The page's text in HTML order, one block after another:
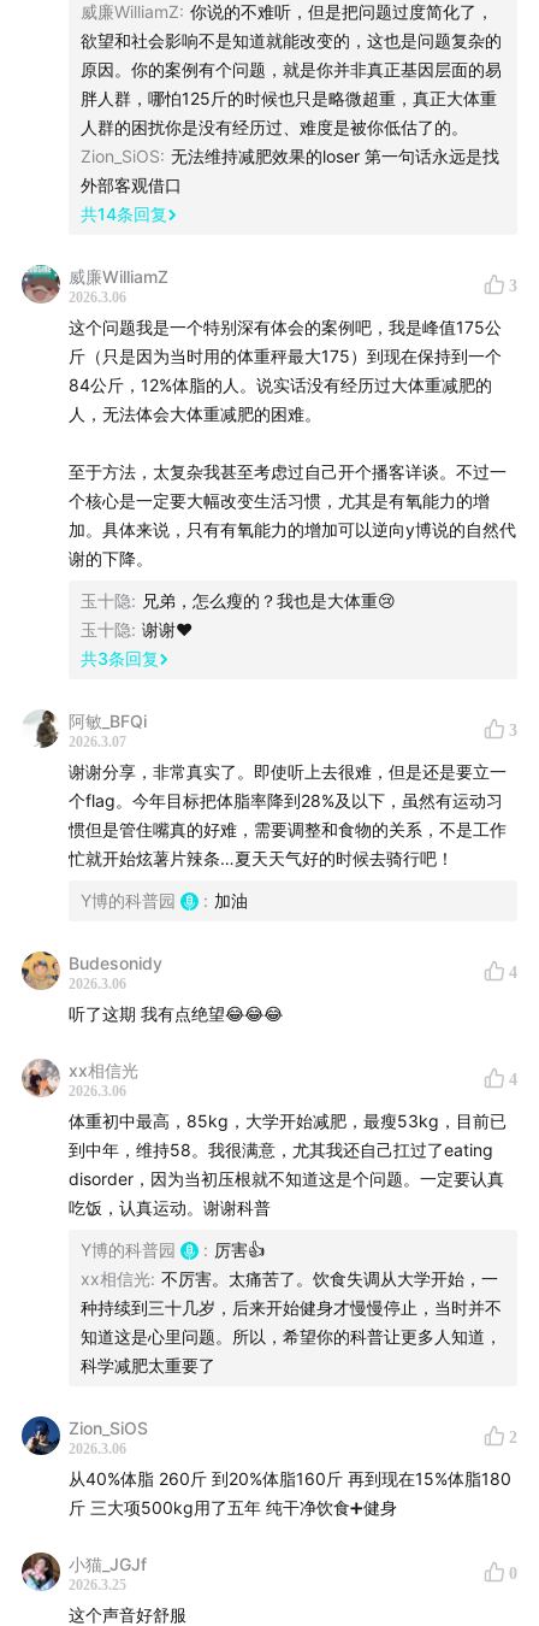
一般不直接构成对健康的冲击，而是增加其它疾病的风
以BMI划分肥胖时，欧美标准是30，中国标准是28以上属
于肥胖症，差别源于东亚人群在BMI相对其它族群低一些
时也会出现健康风险上升。
来实质意义的改善，这促使包括FDA审核减肥药物的标准
在内，医学界普遍将5%作为体重干预的指标。
减肥难，保存“战果”更难
肥胖背后复杂的成因，尤其是个人很难改变的社会环境因
类是生活方式改变，包括饮食控制、运动等，第二类是药
物介入，如当下大热的司美格鲁肽、替尔泊肽这些GLP-1
药物，第三类则是以胃旁路手术为代表的减肥手术。
生活方式改变，包括健身锻炼，一般只能带来3-5%的减重
效果。因此，对绝大多数人来说，减肥只会是较为有限的
据大量长期的减肥研究跟踪，生活方式介入的减肥，两年
内平均体重反弹到原点的比例超过50%，5年反弹体重超
过80%
减肥神药：停药就反弹
司美格鲁肽在临床试验中取得了减重14.9%的惊人效果，
理论上这些药物可以做到持久的减重效果。不过这种持久
的减肥效果有一个大前提：持续用药。只要停药，体重反
弹就会到来。这也已通过严格的三期临床试验证实。一项
司美格鲁肽的临床试验，肥胖症患者在使用20周后，一半
继续用药，另一半停药，一年后，停药组平均体重反弹达
三分之二。
BMJ今年1月发表的一篇综合37项GLP-1类减肥药物减重持
久性研究的荟萃分析，推算出停药后平均1.7年——不到两
年，体重就将反弹回用药前的水平。而减重带来的心血管
指标收益，比如血脂LDL下降这些，1.4年就消失。
为什么反弹如此普遍？
司美格鲁肽等减肥药物的停药反弹原理清晰明了。GLP-1
类药物通过降低人体的能量摄入达到减肥效果：模拟人体
内天然存在的激素GLP-1，后者既可以作用于中枢神经系
的GLP-1在摄食后由肠道细胞分泌，是生物体对食物摄入
威廉WilliamZ: 你说的不难听，但是把问题过度简化了，
欲望和社会影响不是知道就能改变的，这也是问题复杂的
原因。你的案例有个问题，就是你并非真正基因层面的易
胖人群，哪怕125斤的时候也只是略微超重，真正大体重
人群的困扰你是没有经历过、难度是被你低估了的。
Zion_SiOS: 无法维持减肥效果的loser 第一句话永远是找
外部客观借口
共14条回复
威廉WilliamZ
2026.3.06
3
这个问题我是一个特别深有体会的案例吧，我是峰值175公
斤（只是因为当时用的体重秤最大175）到现在保持到一个
84公斤，12%体脂的人。说实话没有经历过大体重减肥的
人，无法体会大体重减肥的困难。
至于方法，太复杂我甚至考虑过自己开个播客详谈。不过一
个核心是一定要大幅改变生活习惯，尤其是有氧能力的增
加。具体来说，只有有氧能力的增加可以逆向y博说的自然代
谢的下降。
玉十隐: 兄弟，怎么瘦的？我也是大体重😢
玉十隐: 谢谢❤️
共3条回复
阿敏_BFQi
2026.3.07
3
谢谢分享，非常真实了。即使听上去很难，但是还是要立一
个flag。今年目标把体脂率降到28%及以下，虽然有运动习
惯但是管住嘴真的好难，需要调整和食物的关系，不是工作
忙就开始炫薯片辣条…夏天天气好的时候去骑行吧！
Y博的科普园 : 加油
Budesonidy
2026.3.06
4
听了这期 我有点绝望😂😂😂
xx相信光
2026.3.06
4
体重初中最高，85kg，大学开始减肥，最瘦53kg，目前已
到中年，维持58。我很满意，尤其我还自己扛过了eating
disorder，因为当初压根就不知道这是个问题。一定要认真
吃饭，认真运动。谢谢科普
Y博的科普园 : 厉害👍
xx相信光: 不厉害。太痛苦了。饮食失调从大学开始，一
种持续到三十几岁，后来开始健身才慢慢停止，当时并不
知道这是心里问题。所以，希望你的科普让更多人知道，
科学减肥太重要了
Zion_SiOS
2026.3.06
2
从40%体脂 260斤 到20%体脂160斤 再到现在15%体脂180
斤 三大项500kg用了五年 纯干净饮食➕健身
小猫_JGJf
2026.3.25
0
这个声音好舒服